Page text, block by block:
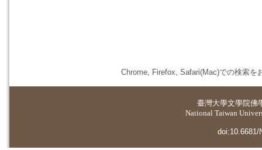
Chrome, Firefox, Safari(Mac)での検索を
臺灣大學文學院佛
National Taiwan
doi:10.6681/